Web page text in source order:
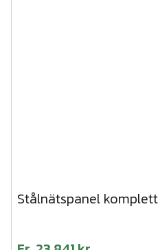
Stålnätspanel